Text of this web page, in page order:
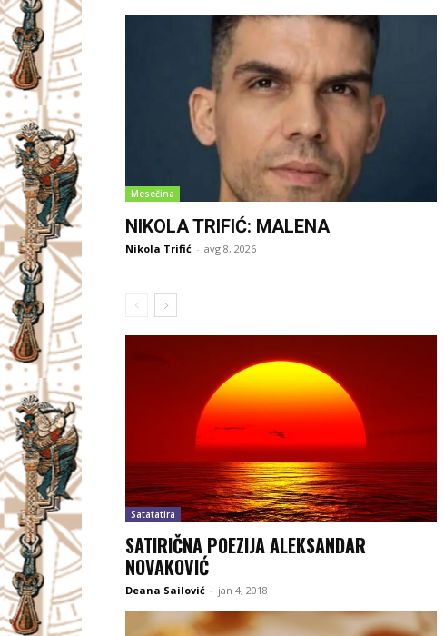
Mesečina
NIKOLA TRIFIĆ: MALENA
Nikola Trifić - avg 8, 2026
Satatatira
SATIRIČNA POEZIJA ALEKSANDAR
NOVAKOVIĆ
Deana Sailović - jan 4, 2018